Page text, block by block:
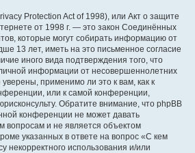
Protection Act of 1998), или Акт о защите
от 1998 г. — это закон Соединённых
которые могут собирать информацию от
13 лет, иметь на это письменное согласие
иного вида подтверждения того, что
информации от несовершеннолетних
применимо ли это к вам, как к
или к самой конференции,
Обратите внимание, что phpBB
конференции не может давать
вопросам и не является объектом
указанных в ответе на вопрос «С кем
некорректного использования и/или